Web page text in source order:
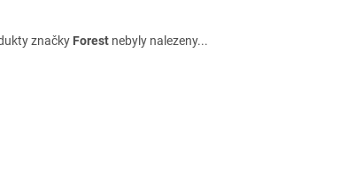
značky Forest nebyly nalezeny...